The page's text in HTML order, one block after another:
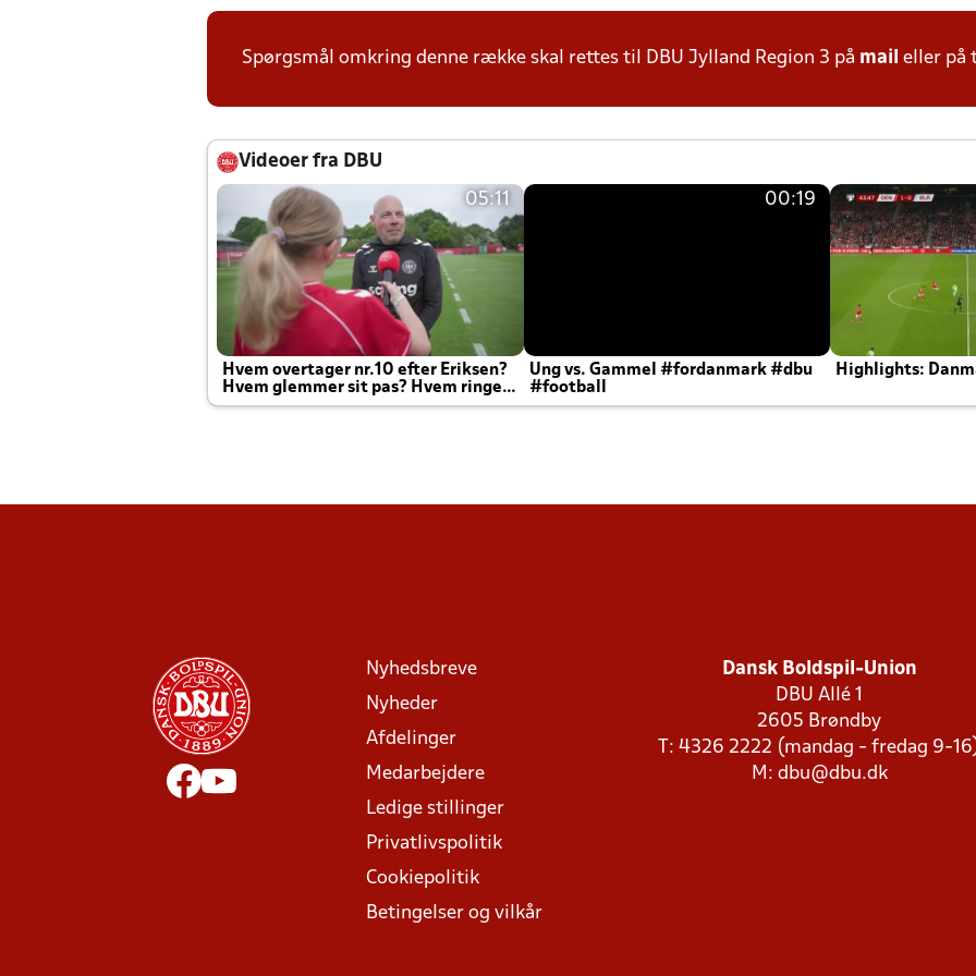
Spørgsmål omkring denne række skal rettes til DBU Jylland Region 3 på mail eller på
Videoer fra DBU
05:11
Hvem overtager nr.10 efter Eriksen?
Hvem glemmer sit pas? Hvem ringer
Joachim altid til efter kampe?
00:19
Ung vs. Gammel #fordanmark #dbu
#football
Highlights:
Nyhedsbreve
Nyheder
Afdelinger
Medarbejdere
Ledige stillinger
Privatlivspolitik
Cookiepolitik
Betingelser og vilkår
Dansk Boldspil-Union
DBU Allé 1
2605 Brøndby
T: 4326 2222 (mandag - fredag 9-
M: dbu@dbu.dk